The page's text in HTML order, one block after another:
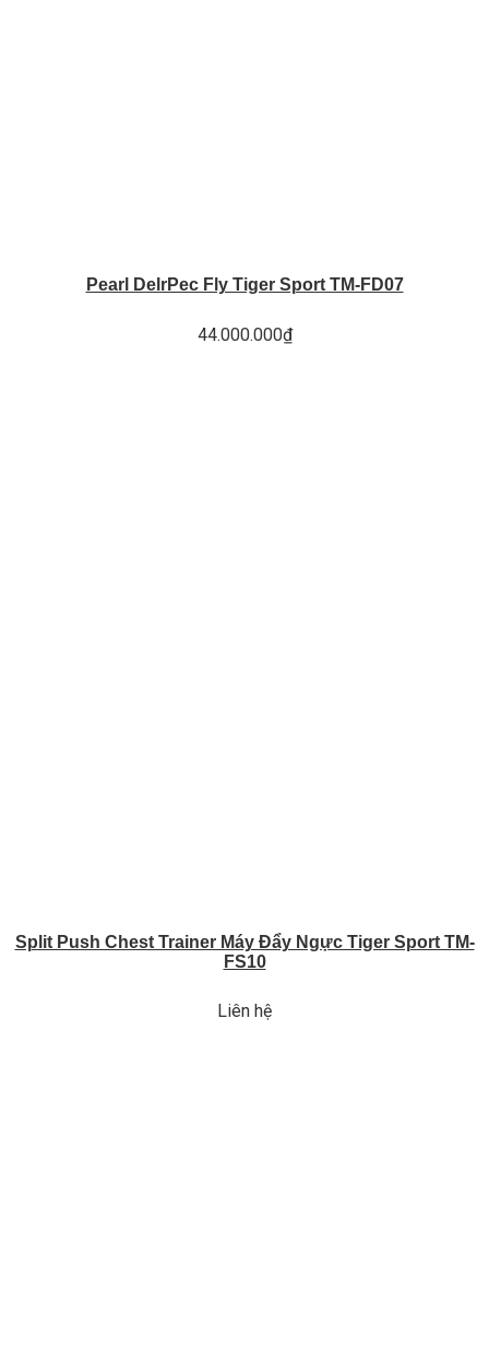
Pearl DelrPec Fly Tiger Sport TM-FD07
44.000.000₫
Split Push Chest Trainer Máy Đẩy Ngực Tiger Sport TM-
FS10
Liên hệ